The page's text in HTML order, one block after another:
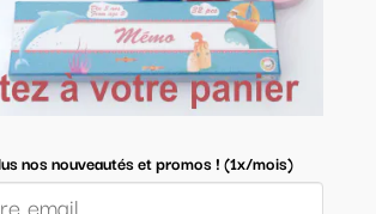
nos nouveautés et promos ! (1x/mois)